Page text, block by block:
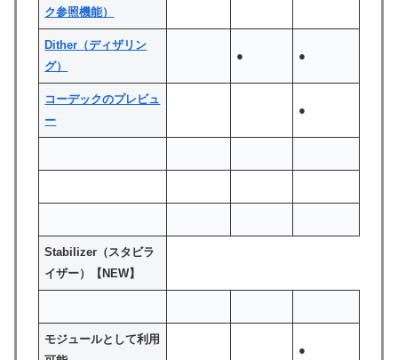
ク参照機能）
Dither（ディザリン
グ）
● ●
コーデックのプレビュ
ー
●
Stabilizer（スタビラ
イザー）【NEW】
モジュールとして利用
●